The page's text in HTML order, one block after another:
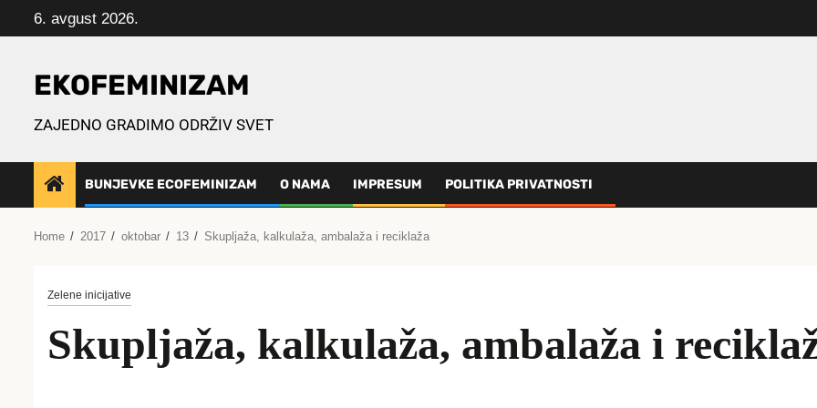
to
6. avgust 2026.
EKOFEMINIZAM
ZAJEDNO GRADIMO ODRŽIV SVET
BUNJEVKE ECOFEMINIZAM O NAMA IMPRESUM POLITIKA PRIVATNOSTI
Home 2017 oktobar 13 Skupljaža, kalkulaža, ambalaža i reciklaža
Zelene inicijative
Skupljaža, kalkulaža, ambalaža i